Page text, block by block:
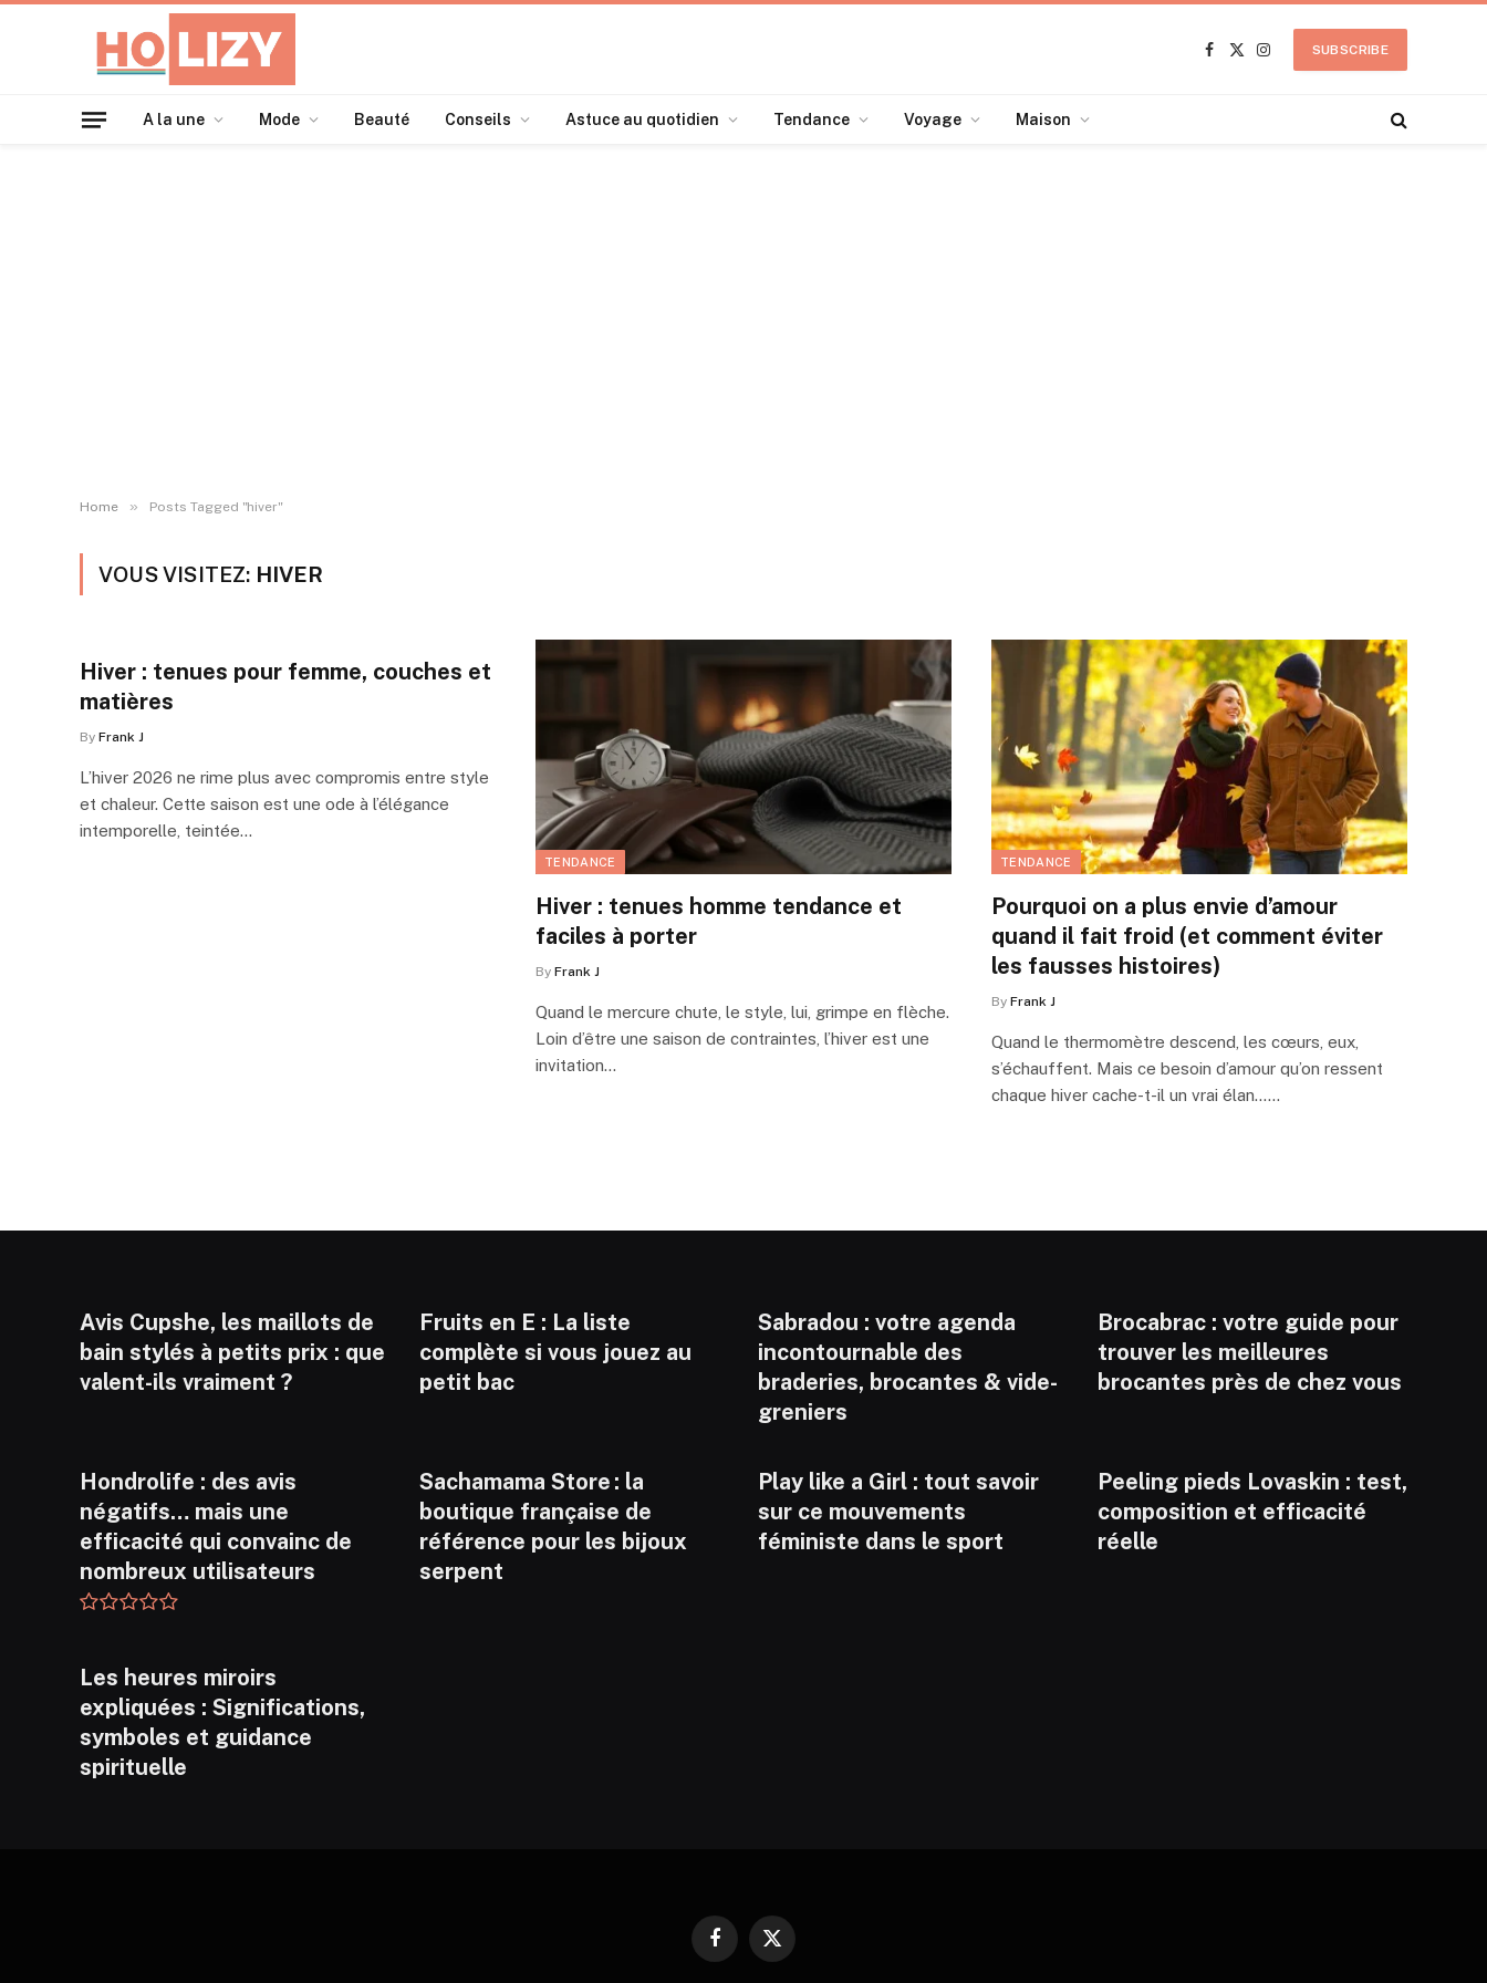
Facebook
X
Instagram
SUBSCRIBE
A la une Mode Beauté Conseils Astuce au quotidien Tendance Voyage Maison
Home » Posts Tagged "hiver"
VOUS VISITEZ: HIVER
Hiver : tenues pour femme, couches et
matières
By Frank J
L’hiver 2026 ne rime plus avec compromis entre style
et chaleur. Cette saison est une ode à l’élégance
intemporelle, teintée…
TENDANCE
Hiver : tenues homme tendance et
faciles à porter
By Frank J
Quand le mercure chute, le style, lui, grimpe en flèche.
Loin d’être une saison de contraintes, l’hiver est une
invitation…
TENDANCE
Pourquoi on a plus envie d’amour
quand il fait froid (et comment éviter
les fausses histoires)
By Frank J
Quand le thermomètre descend, les cœurs, eux,
s’échauffent. Mais ce besoin d’amour qu’on ressent
chaque hiver cache-t-il un vrai élan……
Avis Cupshe, les maillots de
bain stylés à petits prix : que
valent-ils vraiment ?
Fruits en E : La liste
complète si vous jouez au
petit bac
Sabradou : votre agenda
incontournable des
braderies, brocantes & vide-
greniers
Brocabrac : votre guide pour
trouver les meilleures
brocantes près de chez vous
Hondrolife : des avis
négatifs… mais une
efficacité qui convainc de
nombreux utilisateurs
Sachamama Store : la
boutique française de
référence pour les bijoux
serpent
Play like a Girl : tout savoir
sur ce mouvements
féministe dans le sport
Peeling pieds Lovaskin : test,
composition et efficacité
réelle
Les heures miroirs
expliquées : Significations,
symboles et guidance
spirituelle
Facebook
X